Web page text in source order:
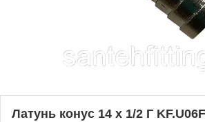
Латунь конус 14 х 1/2 Г